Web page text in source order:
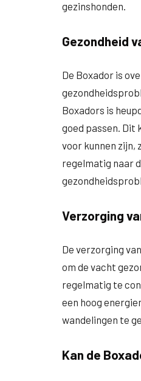
gezinshonden.
Gezondheid
De Boxador is
Boxadors is
goed passen. Dit
voor kunnen zijn,
regelmatig naar
Verzorging
De verzorging
om de vacht
regelmatig te
een hoog
wandelingen te
Kan de